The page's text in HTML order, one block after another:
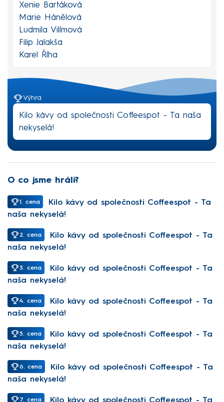
Xenie Bartáková
Marie Hánělová
Ludmila Vilímová
Filip Jalakša
Karel Říha
Výhra
Kilo kávy od společnosti Coffeespot - Ta naša
nekyselá!
O co jsme hráli?
1. cena
Kilo kávy od společnosti Coffeespot - Ta
naša nekyselá!
2. cena
Kilo kávy od společnosti Coffeespot - Ta
naša nekyselá!
3. cena
Kilo kávy od společnosti Coffeespot - Ta
naša nekyselá!
4. cena
Kilo kávy od společnosti Coffeespot - Ta
naša nekyselá!
5. cena
Kilo kávy od společnosti Coffeespot - Ta
naša nekyselá!
6. cena
Kilo kávy od společnosti Coffeespot - Ta
naša nekyselá!
7. cena